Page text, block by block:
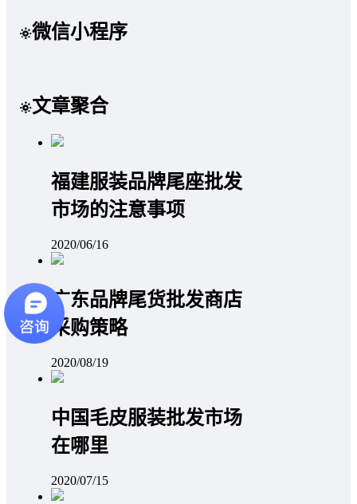
微信小程序
文章聚合
福建服装品牌尾座批发
市场的注意事项
2020/06/16
广东品牌尾货批发商店
采购策略
2020/08/19
中国毛皮服装批发市场
在哪里
2020/07/15